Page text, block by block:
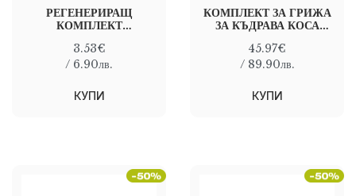
РЕГЕНЕРИРАЩ
КОМПЛЕКТ
КЕРАТИНОВА ТЕРАПИЯ
ЗА СУХА И
3.53€
/ 6.90лв.
КУПИ
КОМПЛЕКТ ЗА ГРИЖА
ЗА КЪДРАВА КОСА
CURLERS KIT
45.97€
/ 89.90лв.
КУПИ